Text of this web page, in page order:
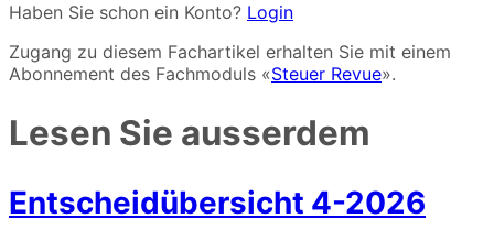
Haben Sie schon ein Konto? Login
Zugang zu diesem Fachartikel erhalten Sie mit einem
Abonnement des Fachmoduls «Steuer Revue».
Lesen Sie ausserdem
Entscheidübersicht 4-2026